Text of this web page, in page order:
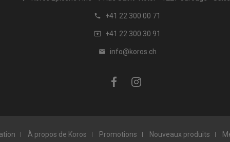
 +41 22 300 00 71
 +41 22 300 30 91
 info@koros.ch
À propos de Koros Promotions Nouveaux produits